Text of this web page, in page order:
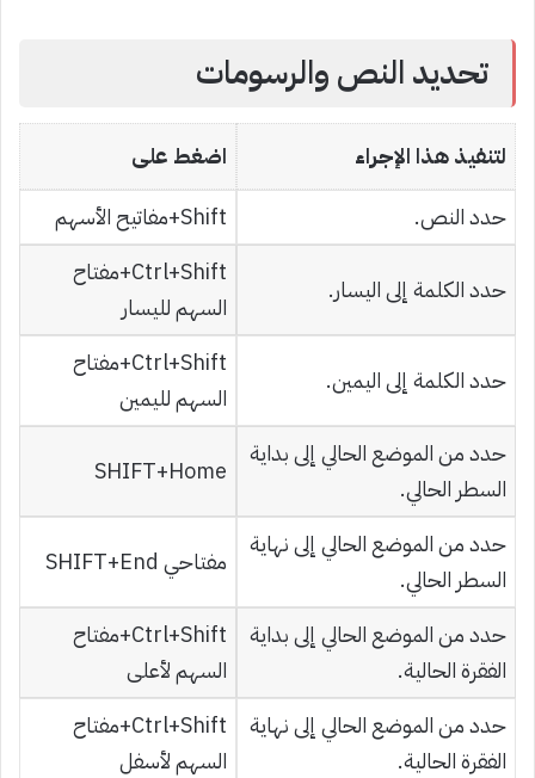
تحديد النص والرسومات
لتنفيذ هذا الإجراء
اضغط على
حدد النص.
Shift+مفاتيح الأسهم
حدد الكلمة إلى اليسار.
Ctrl+Shift+مفتاح
السهم لليسار
حدد الكلمة إلى اليمين.
Ctrl+Shift+مفتاح
السهم لليمين
حدد من الموضع الحالي إلى بداية
السطر الحالي.
SHIFT+Home
حدد من الموضع الحالي إلى نهاية
السطر الحالي.
مفتاحي SHIFT+End
حدد من الموضع الحالي إلى بداية
الفقرة الحالية.
Ctrl+Shift+مفتاح
السهم لأعلى
حدد من الموضع الحالي إلى نهاية
الفقرة الحالية.
Ctrl+Shift+مفتاح
السهم لأسفل